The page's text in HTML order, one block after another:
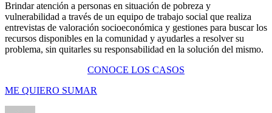
Brindar atención a personas en situación de pobreza y
vulnerabilidad a través de un equipo de trabajo social que realiza
entrevistas de valoración socioeconómica y gestiones para buscar los
recursos disponibles en la comunidad y ayudarles a resolver su
problema, sin quitarles su responsabilidad en la solución del mismo.
CONOCE LOS CASOS
ME QUIERO SUMAR